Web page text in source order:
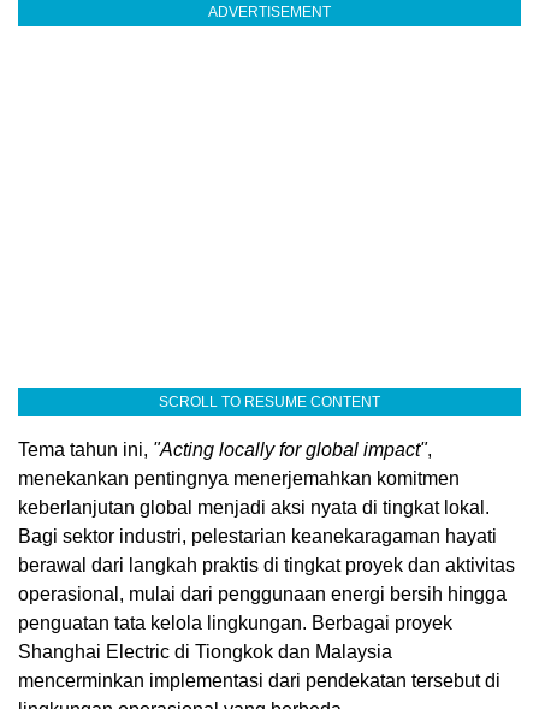
ADVERTISEMENT
SCROLL TO RESUME CONTENT
Tema tahun ini, "Acting locally for global impact",
menekankan pentingnya menerjemahkan komitmen
keberlanjutan global menjadi aksi nyata di tingkat lokal.
Bagi sektor industri, pelestarian keanekaragaman hayati
berawal dari langkah praktis di tingkat proyek dan aktivitas
operasional, mulai dari penggunaan energi bersih hingga
penguatan tata kelola lingkungan. Berbagai proyek
Shanghai Electric di Tiongkok dan Malaysia
mencerminkan implementasi dari pendekatan tersebut di